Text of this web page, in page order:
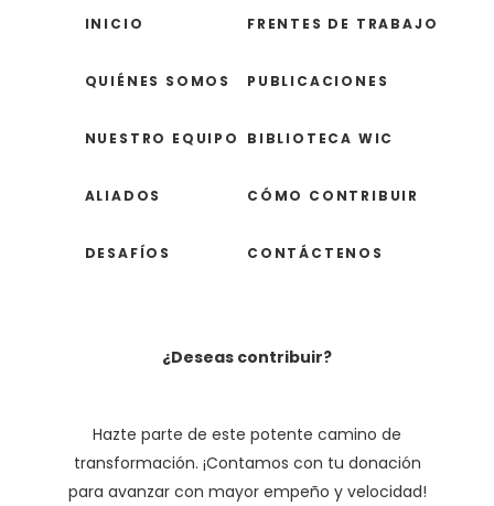
INICIO
QUIÉNES SOMOS
NUESTRO EQUIPO
ALIADOS
DESAFÍOS
FRENTES DE TRABAJO
PUBLICACIONES
BIBLIOTECA WIC
CÓMO CONTRIBUIR
CONTÁCTENOS
¿Deseas contribuir?
Hazte parte de este potente camino de
transformación. ¡Contamos con tu donación
para avanzar con mayor empeño y velocidad!